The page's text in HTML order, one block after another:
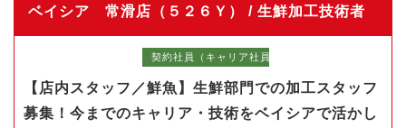
ベイシア 常滑店（５２６Ｙ） / 生鮮加工技術者
契約社員（キャリア社員）
【店内スタッフ／鮮魚】生鮮部門での加工スタッフ
募集！今までのキャリア・技術をベイシアで活かし